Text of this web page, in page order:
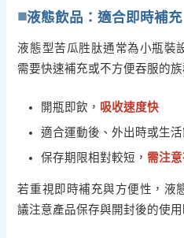
液態飲品：適合即時補充
液態型苦瓜胜肽通常為小瓶裝
需要快速補充或不方便吞服的族
開瓶即飲， 吸收速度快
適合運動後、外出時或生
保存期限相對較短， 需注
若重視即時補充與方便性，液
議注意產品保存與開封後的使用